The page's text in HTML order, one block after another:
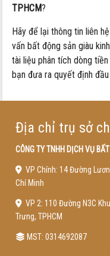
TPHCM?
Hãy để lại thông tin liên
vấn bất động sản giàu
tài liệu phân tích dòng
bạn đưa ra quyết định
Địa chỉ trụ sở
CÔNG TY TNHH DỊCH VỤ
VP Chính: 14 Đường
Chí Minh
VP 2: 110 Đường N3C
Trưng, TPHCM
MST: 0314692087